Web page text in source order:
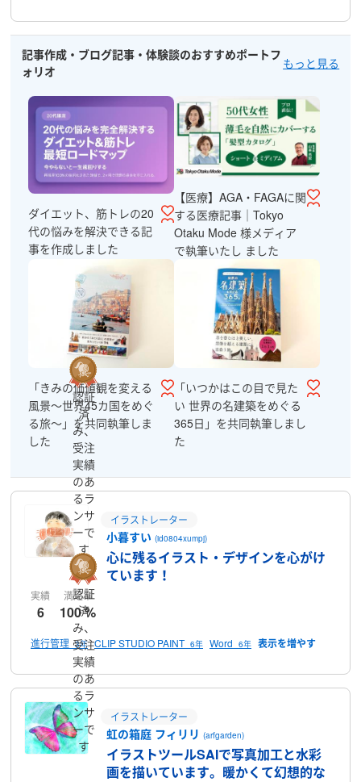
記事作成・ブログ記事・体験談のおすすめポートフ
ォリオ
もっと見る
ダイエット、筋トレの20
代の悩みを解決できる記
事を作成しました
【医療】AGA・FAGAに関
する医療記事｜Tokyo
Otaku Mode 様メディア
で執筆いたし ました
「きみの価値観を変える
風景〜世界45カ国をめぐ
る旅〜」を共同執筆しま
した
「いつかはこの目で見た
い 世界の名建築をめぐる
365日」を共同執筆しまし
た
認証
済
み、
受注
実績
のあ
るラ
ンサ
ーで
す
イラストレーター
小暮すい(id0804xumpj)
心に残るイラスト・デザインを心がけ
ています！
実績
6
満足率
100 %
進行管理 3年 CLIP STUDIO PAINT 6年 Word 6年
認証
済
み、
受注
実績
のあ
るラ
ンサ
ーで
す
イラストレーター
虹の箱庭 フィリリ(arfgarden)
イラストツールSAIで写真加工と水彩
画を描いています。暖かくて幻想的な